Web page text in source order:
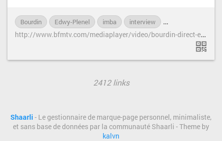
Bourdin Edwy-Plenel imba interview
h
ttp://www.bfmtv.com/mediaplayer/video/bourdin-direct-edwy-plenel-1509-314804.html
2412 links
Shaarli - Le gestionnaire de marque-page personnel, minimaliste,
et sans base de données par la communauté Shaarli - Theme by
kalvn